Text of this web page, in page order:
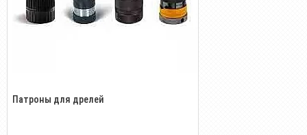
Патроны для дрелей